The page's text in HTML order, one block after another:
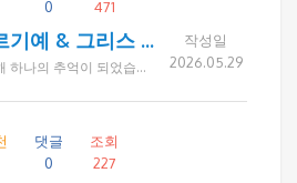
0
471
5월12일 떠난 튀르기예 & 그리스 12일간 여행
서로 다른 도시에서 출발해 하나의 추억이 되었습니다 이번 튀르기예 & 그리스 여행에는 LA, 아틀란타, 필라델피아 등 미국 각 지역에서 오신 고객분들이 함께하셨습니다. 처음 만난 분들이었지만 여행이 진행될수록 서로를 배려하고 챙기며, 도움이 필요한 순간에는 먼저 손을 내미는 따뜻한 모습이 인상적이었습니다. 아름다운 풍경과 역사적인 명소도 여행의 소중한 추억이 되었지만, 무엇보다 함께한 좋은 분들 덕분에 더욱 행복하고 의미 있는 시간이 되었습니다. 여행을 마친 후 단체 카톡방에는 "정말 즐거운 여행이었다", "좋은 분들을 만나 행복했다", "다음 여행도 함께하고 싶다"는 감사의 메시지가 이어졌습니다. 드림투어는 좋은 여행 상품을 만드는 것만큼 좋은 분들이 함께하는 여행 문화를 소중하게 생각합니다. 이번 여행을 더욱 특별하게 만들어 주신 모든 고객님들께 진심으로 감사드립니다. 함께여서 더욱 행복했던 튀르기예 & 그리스 여행의 소중한 순간들을 사진으로 소개합니다.
작성일
2026.05.29
댓글
0
조회
227